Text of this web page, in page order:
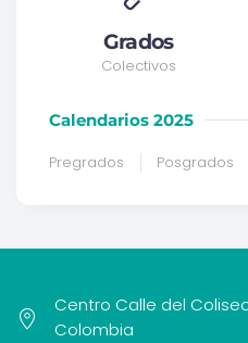
Grados
Colectivos
Calendarios 2025
Pregrados Posgrados
Centro Calle del
Colombia